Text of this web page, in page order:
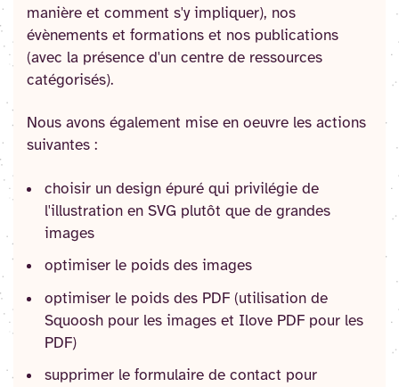
manière et comment s'y impliquer), nos
évènements et formations et nos publications
(avec la présence d'un centre de ressources
catégorisés).
Nous avons également mise en oeuvre les actions
suivantes :
choisir un design épuré qui privilégie de
l'illustration en SVG plutôt que de grandes
images
optimiser le poids des images
optimiser le poids des PDF (utilisation de
Squoosh pour les images et Ilove PDF pour les
PDF)
supprimer le formulaire de contact pour